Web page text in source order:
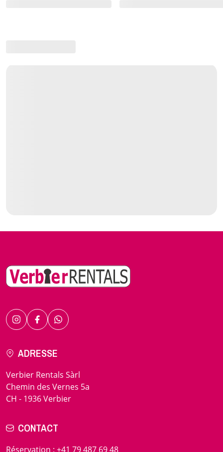
ADRESSE
Verbier Rentals Sàrl
Chemin des Vernes 5a
CH - 1936 Verbier
CONTACT
Réservation : +41 79 487 69 48